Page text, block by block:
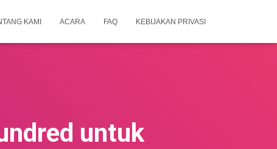
KAMI ACARA FAQ KEBIJAKAN PRIVASI
untuk